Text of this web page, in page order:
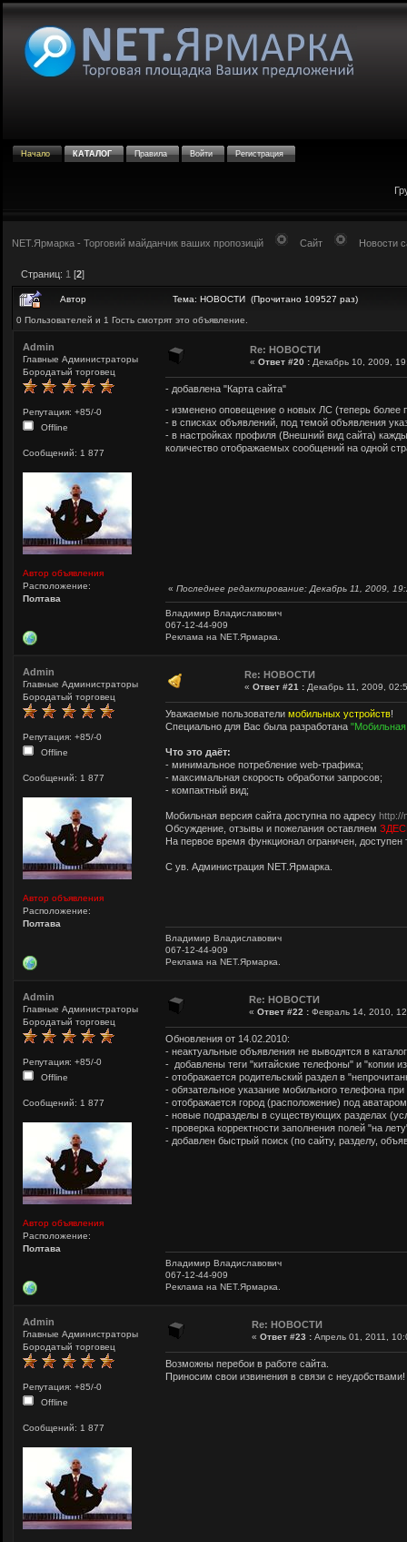
Начало КАТАЛОГ Правила Войти Регистрация
NET.Ярмарка - Торговий майданчик ваших пропозицій Сайт Новости
Страниц: 1 [2]
Автор Тема: НОВОСТИ (Прочитано 109527 раз)
0 Пользователей и 1 Гость смотрят это объявление.
Admin
Главные Администраторы
Бородатый торговец
Репутация: +85/-0
Offline
Сообщений: 1 877
Автор объявления
Расположение:
Полтава
Re: НОВОСТИ
« Ответ #20 : Декабрь 10, 2009,
- добавлена "Карта сайта"
- изменено оповещение о новых ЛС (теперь более
- в списках объявлений, под темой объявления
- в настройках профиля (Внешний вид сайта)
количество отображаемых сообщений на одной
« Последнее редактирование: Декабрь 11, 2009,
Владимир Владиславович
067-12-44-909
Реклама на NET.Ярмарка.
Admin
Главные Администраторы
Бородатый торговец
Репутация: +85/-0
Offline
Сообщений: 1 877
Автор объявления
Расположение:
Полтава
Re: НОВОСТИ
« Ответ #21 : Декабрь 11, 2009,
Уважаемые пользователи мобильных устройств!
Специально для Вас была разработана
Что это даёт:
- минимальное потребление web-трафика;
- максимальная скорость обработки запросов;
- компактный вид;
Мобильная версия сайта доступна по адресу http://
Обсуждение, отзывы и пожелания оставляем
На первое время функционал ограничен, доступен
С ув. Администрация NET.Ярмарка.
Владимир Владиславович
067-12-44-909
Реклама на NET.Ярмарка.
Admin
Главные Администраторы
Бородатый торговец
Репутация: +85/-0
Offline
Сообщений: 1 877
Автор объявления
Расположение:
Полтава
Re: НОВОСТИ
« Ответ #22 : Февраль 14, 2010,
Обновления от 14.02.2010:
- неактуальные объявления не выводятся в
- добавлены теги "китайские телефоны" и "копии
- отображается родительский раздел в
- обязательное указание мобильного телефона при
- отображается город (расположение) под аватаром
- новые подразделы в существующих разделах
- проверка корректности заполнения полей "на
- добавлен быстрый поиск (по сайту, разделу,
Владимир Владиславович
067-12-44-909
Реклама на NET.Ярмарка.
Admin
Главные Администраторы
Бородатый торговец
Репутация: +85/-0
Offline
Сообщений: 1 877
Re: НОВОСТИ
« Ответ #23 : Апрель 01, 2011,
Возможны перебои в работе сайта.
Приносим свои извинения в связи с неудобствами!